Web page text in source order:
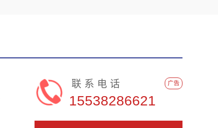
联系电话
15538286621
广告